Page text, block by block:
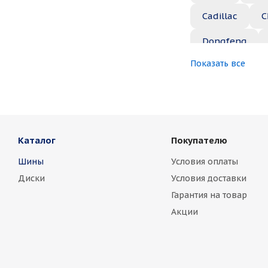
Cadillac
Dongfeng
Great Wall
Nissan
Rover
Toyota
Показать все
Каталог
Шины
Диски
Покупателю
Условия оплаты
Условия доставки
Гарантия на товар
Акции